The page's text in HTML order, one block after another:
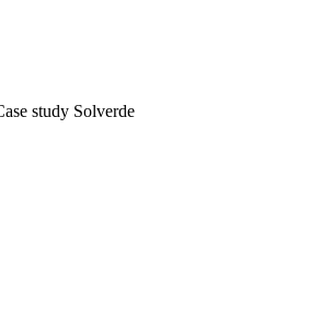
study Solverde